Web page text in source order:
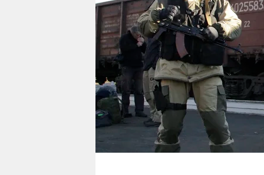
verlag
veranstaltungen
shop
fragen & hilfe
unterstützen
genossenschaft